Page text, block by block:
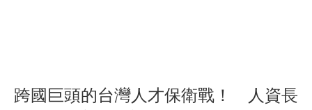
跨國巨頭的台灣人才保衛戰！ 人資長